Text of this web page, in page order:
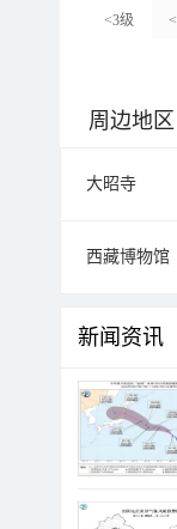
<3级
周边地区
大昭寺
西藏博物馆
新闻资讯